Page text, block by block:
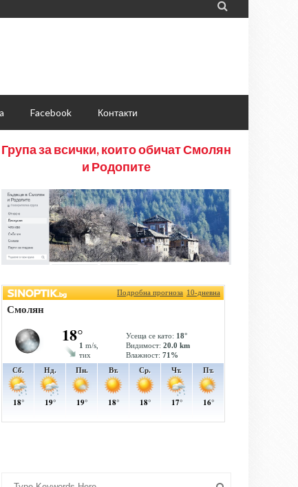

Facebook Контакти
Група за всички, които обичат Смолян
и Родопите